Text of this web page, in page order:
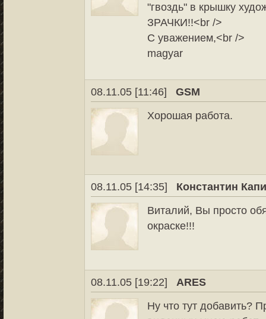
"гвоздь" в крышку
ЗРАЧКИ!!<br />
С уважением,<br />
magyar
08.11.05 [11:46]
GSM
Хорошая работа.
08.11.05 [14:35]
Константин
Виталий, Вы просто
окраске!!!
08.11.05 [19:22]
ARES
Ну что тут добавить?